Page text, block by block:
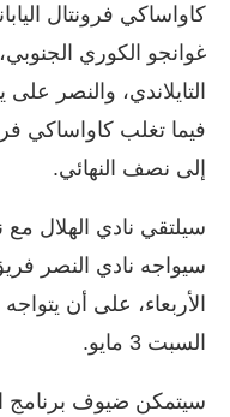
كاواساكي فرونتال
غوانجو الكوري
التايلاندي، والنصر
فيما تغلب كاواساكي
إلى نصف النهائي.
سيلتقي نادي الهلال مع
سيواجه نادي النصر
الأربعاء، على أن يتواجه
السبت 3 مايو.
سيتمكن ضيوف برنامج